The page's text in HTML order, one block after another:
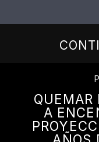
QUEMAR
A